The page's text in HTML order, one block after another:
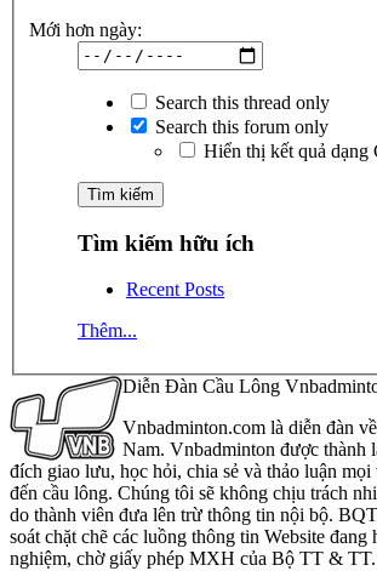
Mới hơn ngày:
Search this thread only
Search this forum only
Hiển thị kết quả dạng
Tìm kiếm hữu ích
Recent Posts
Thêm...
Diễn Đàn Cầu Lông
Vnbadminton.com là diễn đàn
Nam. Vnbadminton được thành
đích giao lưu, học hỏi, chia sẻ và thảo luận mọi
đến cầu lông. Chúng tôi sẽ không chịu trách
do thành viên đưa lên trừ thông tin nội bộ.
soát chặt chẽ các luồng thông tin Website đang
nghiệm, chờ giấy phép MXH của Bộ TT & TT.